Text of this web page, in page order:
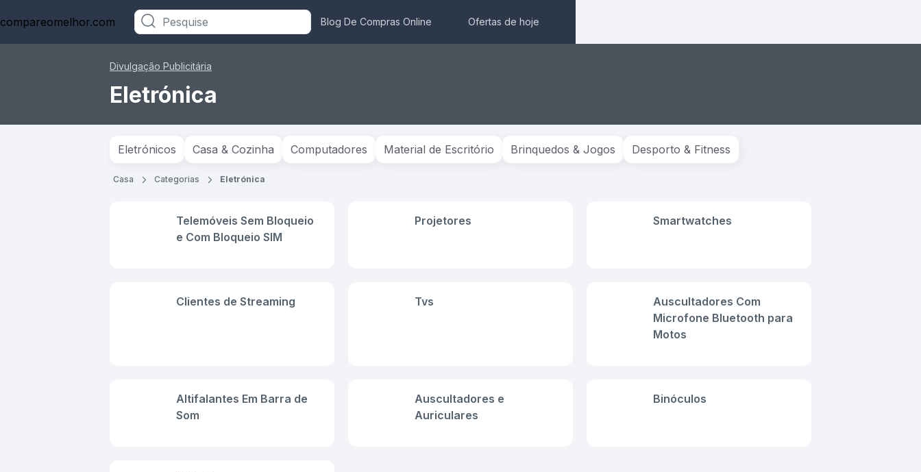
compareomelhor.com Blog De Compras Online Ofertas de hoje
Divulgação Publicitária
Eletrónica
Eletrónicos Casa & Cozinha Computadores Material de Escritório Brinquedos & Jogos Desporto & Fitness
Casa Categorias Eletrónica
Telemóveis Sem Bloqueio
e Com Bloqueio SIM
Projetores Smartwatches
Clientes de Streaming Tvs
Auscultadores Com
Microfone Bluetooth para
Motos
Altifalantes Em Barra de
Som
Auscultadores e
Auriculares
Binóculos